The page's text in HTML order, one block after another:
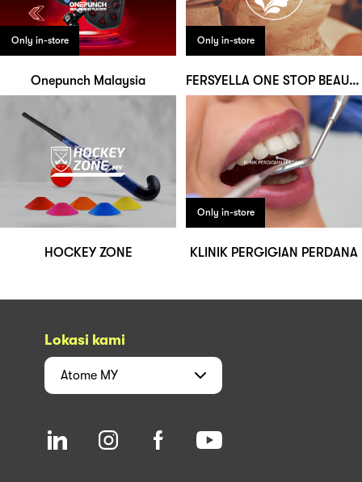
Only in-store
Onepunch Malaysia
Only in-store
FERSYELLA ONE STOP BEAUTY CENTRE
HOCKEY ZONE
Only in-store
KLINIK PERGIGIAN PERDANA
Lokasi kami
Atome MY